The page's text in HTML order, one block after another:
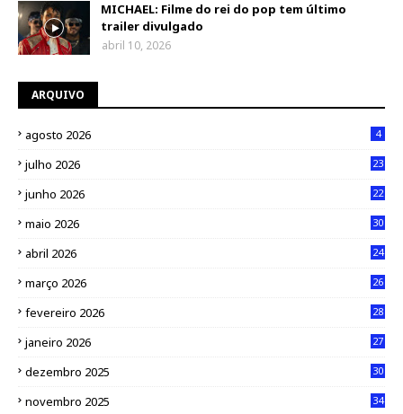
MICHAEL: Filme do rei do pop tem último
trailer divulgado
abril 10, 2026
ARQUIVO
agosto 2026 4
julho 2026 23
junho 2026 22
maio 2026 30
abril 2026 24
março 2026 26
fevereiro 2026 28
janeiro 2026 27
dezembro 2025 30
novembro 2025 34